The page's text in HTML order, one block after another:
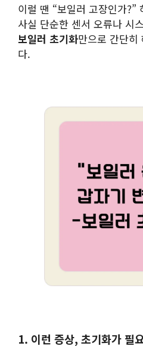
이럴 땐 “보일러 고장인가?”
사실 단순한 센서 오류나 시
보일러 초기화만으로 간단히
다.
1. 이런 증상, 초기화가 필